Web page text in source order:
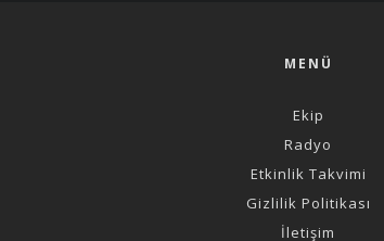
MENÜ
Ekip
Radyo
Etkinlik Takvimi
Gizlilik Politikası
İletişim